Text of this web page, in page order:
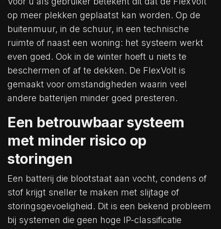
op meer plekken geplaatst kan worden. Op de
buitenmuur, in de schuur, in een technische
ruimte of naast een woning: het systeem werkt
even goed. Ook in de winter hoeft u niets te
beschermen of af te dekken. De FlexVolt is
gemaakt voor omstandigheden waarin veel
andere batterijen minder goed presteren.
Een betrouwbaar systeem
met minder risico op
storingen
Een batterij die blootstaat aan vocht, condens of
stof krijgt sneller te maken met slijtage of
storingsgevoeligheid. Dit is een bekend probleem
bij systemen die geen hoge IP-classificatie